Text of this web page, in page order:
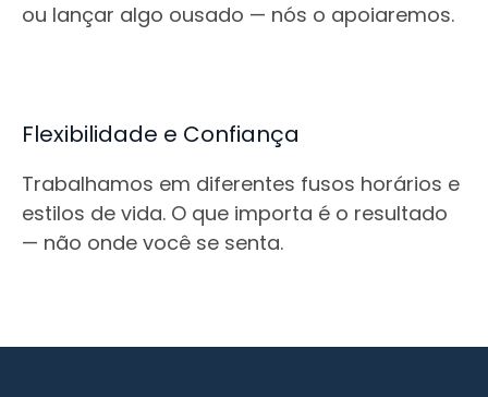
ou lançar algo ousado — nós o apoiaremos.
Flexibilidade e Confiança
Trabalhamos em diferentes fusos horários e
estilos de vida. O que importa é o resultado
— não onde você se senta.